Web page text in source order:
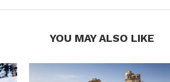
YOU MAY ALSO LIKE